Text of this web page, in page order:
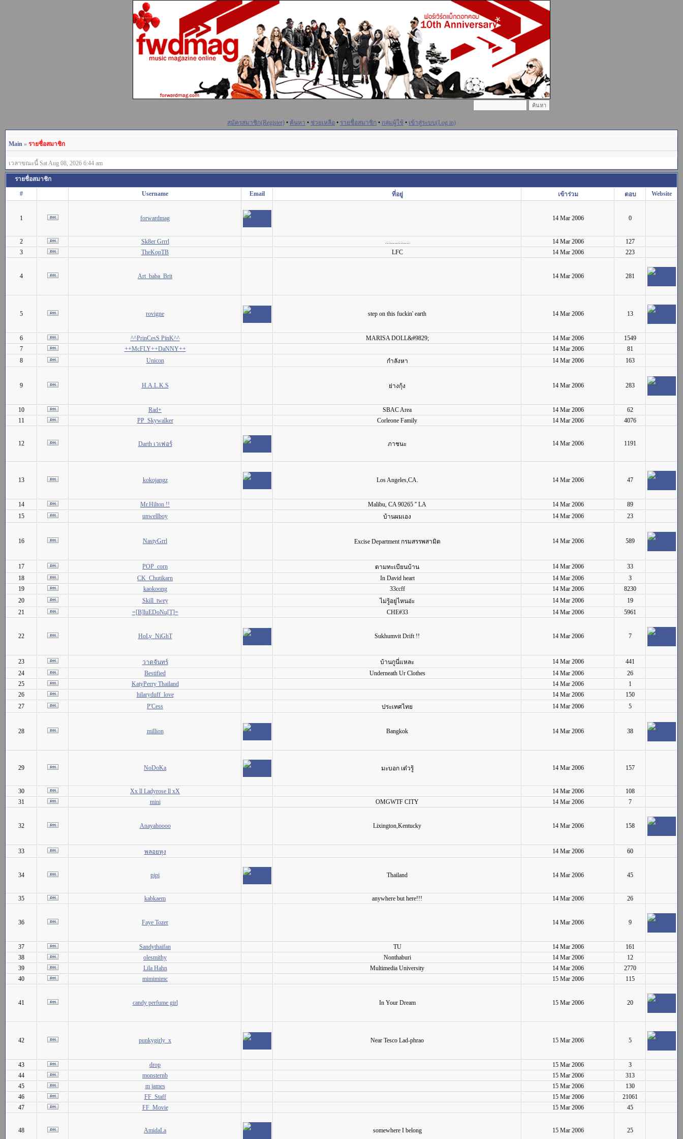
สมัครสมาชิก(Register) • ค้นหา • ช่วยเหลือ • รายชื่อสมาชิก • กลุ่มผู้ใช้ • เข้าสู่ระบบ(Log in)
Main » รายชื่อสมาชิก
เวลาขณะนี้ Sat Aug 08, 2026 6:44 am
รายชื่อสมาชิก
# Username Email ที่อยู่ เข้าร่วม ตอบ Website
1 forwardmag 14 Mar 2006 0
2 Sk8er Grrrl ................ 14 Mar 2006
127
3
TheKopTB LFC 14 Mar 2006 223
4 Art_baba_Brit 14 Mar 2006 281
5 rovigne step on this fuckin' earth 14 Mar 2006 13
6 ^^PrinCesS PinK^^ MARISA DOLL&#9829; 14 Mar 2006
1549
7
++McFLY++DaNNY++ 14 Mar 2006
81
8
Unicon กำลังหา 14 Mar 2006 163
9 H.A.L.K.S ย่างกุ้ง 14 Mar 2006 283
10 Rad+ SBAC Area 14 Mar 2006
62
11
PP_Skywalker Corleone Family 14 Mar 2006 4076
12 Darth เวเฟอร์ ภาชนะ 14 Mar 2006 1191
13 kokojangz Los Angeles,CA. 14 Mar 2006 47
14 Mr.Hilton !! Malibu, CA 90265 '' LA 14 Mar 2006
89
15
unwellboy บ้านผมเอง 14 Mar 2006 23
16 NastyGrrl Excise Department กรมสรรพสามิต 14 Mar 2006 589
17 POP_corn ตามทะเบียนบ้าน 14 Mar 2006
33
18
CK_Chutikarn In David heart 14 Mar 2006
3
19
kaokoong 33ccff 14 Mar 2006
8230
20
Skill_twey ไม่รู้อยู่ไหนอ่ะ 14 Mar 2006
19
21
=[B]luEDoNu[T]= CHE#33 14 Mar 2006 5961
22 HoLy_NiGhT Sukhumvit Drift !! 14 Mar 2006 7
23 วาดจันทร์ บ้านกูนี่แหละ 14 Mar 2006
441
24
Bestified Underneath Ur Clothes 14 Mar 2006
26
25
KatyPerry Thailand 14 Mar 2006
1
26
hilaryduff_love 14 Mar 2006
150
27
P'Cess ประเทศไทย 14 Mar 2006 5
28 million Bangkok 14 Mar 2006 38
29 NoDoKa มะบอก เด๋วรู้ 14 Mar 2006 157
30 Xx ll Ladyrose ll xX 14 Mar 2006
108
31
mini OMGWTF CITY 14 Mar 2006 7
32 Anayahoooo Lixington,Kentucky 14 Mar 2006 158
33 พลอยหุง 14 Mar 2006 60
34 pipi Thailand 14 Mar 2006 45
35 kabkaem anywhere but here!!! 14 Mar 2006 26
36 Faye Tozer 14 Mar 2006 9
37 Sandythaifan TU 14 Mar 2006
161
38
olesmithy Nonthaburi 14 Mar 2006
12
39
Lila Hahn Multimedia University 14 Mar 2006
2770
40
mimimimc 15 Mar 2006 115
41 candy perfume girl In Your Dream 15 Mar 2006 20
42 punkygirly_x Near Tesco Lad-phrao 15 Mar 2006 5
43 drop 15 Mar 2006
3
44
monsternb 15 Mar 2006
313
45
m james 15 Mar 2006
130
46
FF_Staff 15 Mar 2006
21061
47
FF_Movie 15 Mar 2006 45
48 AmidaLa somewhere I belong 15 Mar 2006 25